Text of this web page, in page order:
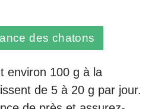
des chatons
environ 100 g à la
de 5 à 20 g par jour.